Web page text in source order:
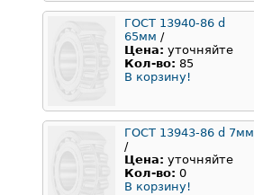
ГОСТ 13940-86 d
65мм /
Цена: уточняйте
Кол-во: 85
В корзину!
ГОСТ 13943-86 d 7мм
/
Цена: уточняйте
Кол-во: 0
В корзину!